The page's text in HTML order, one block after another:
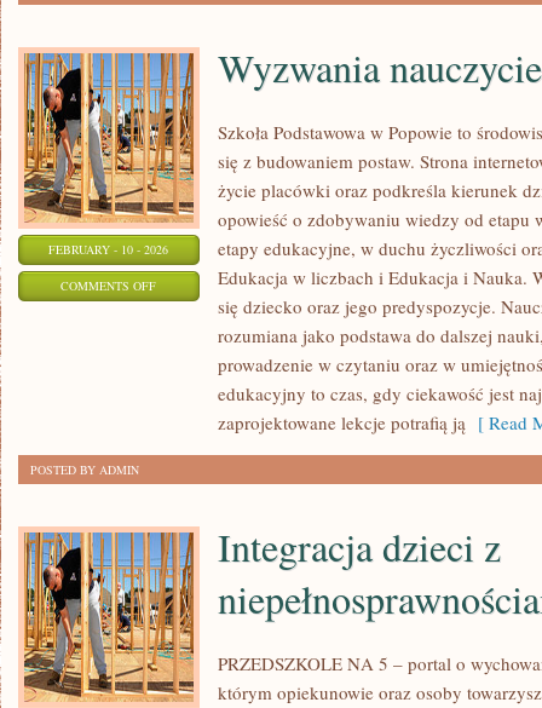
FEBRUARY - 10 - 2026
COMMENTS OFFON
WYZWANIA
NAUCZYCIELI
Wyzwania
Szkoła Podstawowa w Popowie to
się z budowaniem postaw. Strona
życie placówki oraz podkreśla kierunek
opowieść o zdobywaniu wiedzy od etapu
etapy edukacyjne, w duchu życzliwości
Edukacja w liczbach i Edukacja i Nauka.
się dziecko oraz jego predyspozycje.
rozumiana jako podstawa do dalszej
prowadzenie w czytaniu oraz w
edukacyjny to czas, gdy ciekawość jest
zaprojektowane lekcje potrafią ją [ Read
POSTED BY ADMIN
Integracja dzieci z
PRZEDSZKOLE NA 5 – portal o
którym opiekunowie oraz osoby